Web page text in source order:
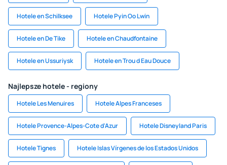
Hotele en Schilksee Hotele Pyin Oo Lwin
Hotele en De Tike Hotele en Chaudfontaine
Hotele en Ussuriysk Hotele en Trou d Eau Douce
Najlepsze hotele - regiony
Hotele Les Menuires Hotele Alpes Franceses
Hotele Provence-Alpes-Cote d'Azur Hotele Disneyland Paris
Hotele Tignes Hotele Islas Vírgenes de los Estados Unidos